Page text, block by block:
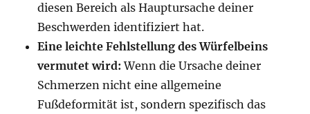
diesen Bereich als Hauptursache deiner
Beschwerden identifiziert hat.
Eine leichte Fehlstellung des Würfelbeins
vermutet wird: Wenn die Ursache deiner
Schmerzen nicht eine allgemeine
Fußdeformität ist, sondern spezifisch das